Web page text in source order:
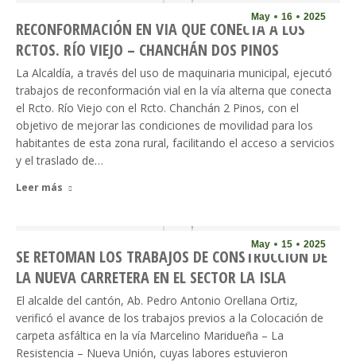
May 16 2025
RECONFORMACIÓN EN VIA QUE CONECTA A LOS
RCTOS. RÍO VIEJO – CHANCHÁN DOS PINOS
La Alcaldía, a través del uso de maquinaria municipal, ejecutó
trabajos de reconformación vial en la vía alterna que conecta
el Rcto. Río Viejo con el Rcto. Chanchán 2 Pinos, con el
objetivo de mejorar las condiciones de movilidad para los
habitantes de esta zona rural, facilitando el acceso a servicios
y el traslado de…
Leer más
May 15 2025
SE RETOMAN LOS TRABAJOS DE CONSTRUCCIÓN DE
LA NUEVA CARRETERA EN EL SECTOR LA ISLA
El alcalde del cantón, Ab. Pedro Antonio Orellana Ortiz,
verificó el avance de los trabajos previos a la Colocación de
carpeta asfáltica en la vía Marcelino Maridueña – La
Resistencia – Nueva Unión, cuyas labores estuvieron